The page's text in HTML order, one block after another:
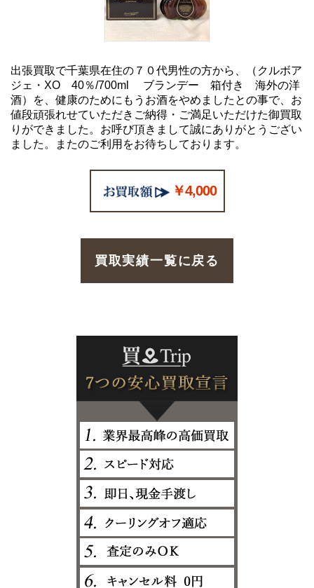
出張買取で千葉県在住の７０代男性の方から、（クルボア
ジェ・XO 40％/700ml ブランデー 箱付き 海外の洋
酒）を、健康のためにもうお酒をやめましたとの事で、お
値段頑張れせていただきご納得・ご満足いただけた御買取
りができました。お呼び頂きまして誠にありがとうござい
ました。またのご利用をお待ちしております。
￥4,000
買取実績一覧に戻る